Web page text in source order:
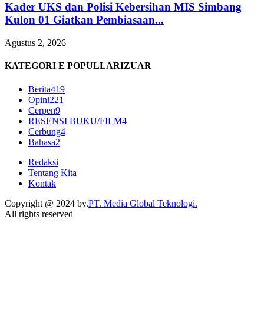
Kader UKS dan Polisi Kebersihan MIS Simbang
Kulon 01 Giatkan Pembiasaan...
Agustus 2, 2026
KATEGORI E POPULLARIZUAR
Berita419
Opini221
Cerpen9
RESENSI BUKU/FILM4
Cerbung4
Bahasa2
Redaksi
Tentang Kita
Kontak
Copyright @ 2024 by.PT. Media Global Teknologi.
All rights reserved